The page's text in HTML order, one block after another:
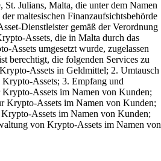
Julians, Malta, die unter dem Namen
maltesischen Finanzaufsichtsbehörde
Dienstleister gemäß der Verordnung
Assets, die in Malta durch das
Assets umgesetzt wurde, zugelassen
berechtigt, die folgenden Services zu
Assets in Geldmittel; 2. Umtausch
Assets; 3. Empfang und
Assets im Namen von Kunden;
Krypto-Assets im Namen von Kunden;
Assets im Namen von Kunden;
von Krypto-Assets im Namen von